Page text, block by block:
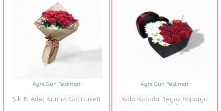
Aynı Gün Teslimat
Şık 15 Adet Kırmızı Gül Buketi
Aynı Gün Teslimat
Kalp Kutuda Beyaz Papatya
Kırmızı Güller